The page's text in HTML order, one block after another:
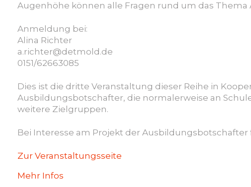
Augenhöhe können alle Fragen rund um das
Anmeldung bei:
Alina Richter
a.richter@detmold.de
0151/62663085
Dies ist die dritte Veranstaltung dieser Reihe in
Ausbildungsbotschafter, die normalerweise an
weitere Zielgruppen.
Bei Interesse am Projekt der
Zur Veranstaltungsseite
Mehr Infos